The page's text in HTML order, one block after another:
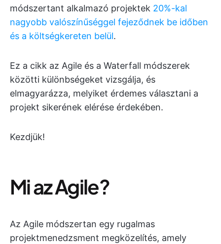
módszertant alkalmazó projektek 20%-kal
nagyobb valószínűséggel fejeződnek be időben
és a költségkereten belül.
Ez a cikk az Agile és a Waterfall módszerek
közötti különbségeket vizsgálja, és
elmagyarázza, melyiket érdemes választani a
projekt sikerének elérése érdekében.
Kezdjük!
Mi az Agile?
Az Agile módszertan egy rugalmas
projektmenedzsment megközelítés, amely